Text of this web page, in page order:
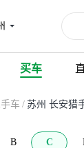
买车
车 / 苏州 长安猎
B C